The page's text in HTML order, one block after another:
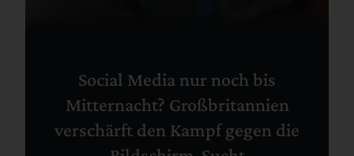
Social Media nur noch bis
Mitternacht? Großbritannien
verschärft den Kampf gegen die